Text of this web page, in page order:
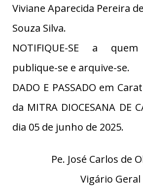
Viviane Aparecida Pereira de
Souza Silva.
NOTIFIQUE-SE a
publique-se e arquive-se.
DADO E PASSADO em
da MITRA DIOCESANA DE
dia 05 de junho de 2025.
Pe. José Carlos de
Vigário Geral